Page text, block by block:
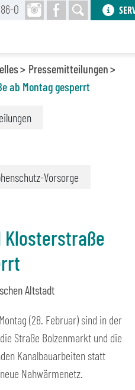
Pressemitteilungen
ab Montag gesperrt
Vorsorge
Klosterstraße
Altstadt
(28. Februar) sind in der
Straße Bolzenmarkt und die
Kanalbauarbeiten statt
Nahwärmenetz.
0